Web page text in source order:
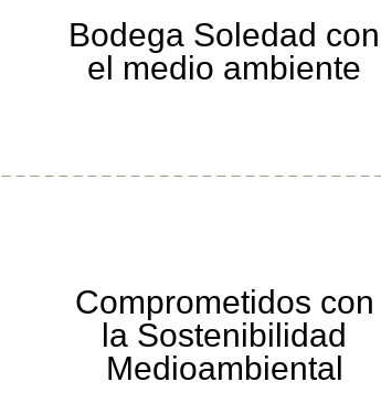
Bodega Soledad con
el medio ambiente
Comprometidos con
la Sostenibilidad
Medioambiental